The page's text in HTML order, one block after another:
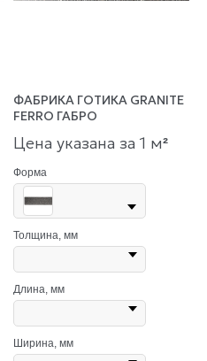
ФАБРИКА ГОТИКА GRANITE
FERRO ГАБРО
Цена указана за 1 м²
Форма
Толщина, мм
Длина, мм
Ширина, мм